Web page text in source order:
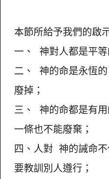
本節所給予我們的啟
一、 神對人都是平
二、 神的命是永恆
廢掉；
三、 神的命都是有
一條也不能廢棄；
四、人對 神的誡命
要教訓別人遵行；